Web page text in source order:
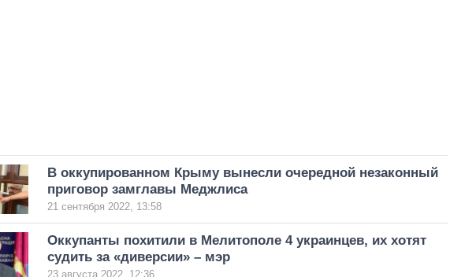
В оккупированном Крыму вынесли очередной незаконный
приговор замглавы Меджлиса
21 сентября 2022, 13:58
Оккупанты похитили в Мелитополе 4 украинцев, их хотят
судить за «диверсии» – мэр
23 августа 2022, 12:36